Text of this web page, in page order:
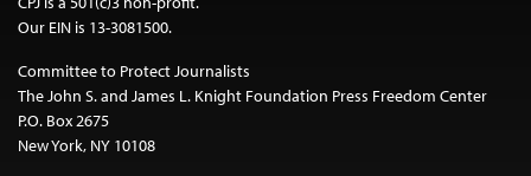
Our EIN is 13-3081500.
Committee to Protect Journalists
The John S. and James L. Knight Foundation Press Freedom Center
P.O. Box 2675
New York, NY 10108